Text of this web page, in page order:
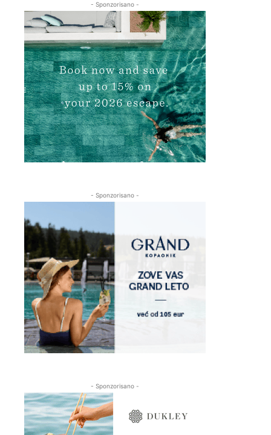
- Sponzorisano -
- Sponzorisano -
- Sponzorisano -